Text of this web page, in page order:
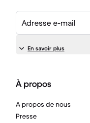
Adresse e-mail
En savoir plus
À propos
A propos de nous
Presse